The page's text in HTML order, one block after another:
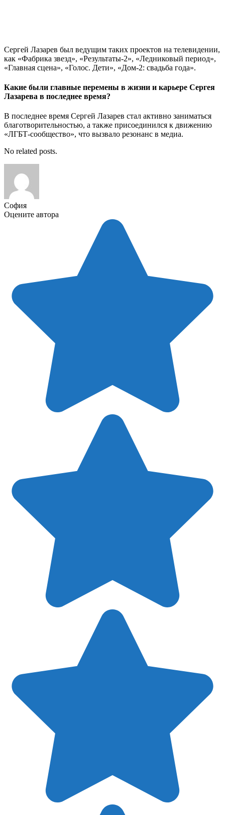
Сергей Лазарев был ведущим таких проектов на телевидении,
как «Фабрика звезд», «Результаты-2», «Ледниковый период»,
«Главная сцена», «Голос. Дети», «Дом-2: свадьба года».
Какие были главные перемены в жизни и карьере Сергея
Лазарева в последнее время?
В последнее время Сергей Лазарев стал активно заниматься
благотворительностью, а также присоединился к движению
«ЛГБТ-сообщество», что вызвало резонанс в медиа.
No related posts.
София
Оцените автора